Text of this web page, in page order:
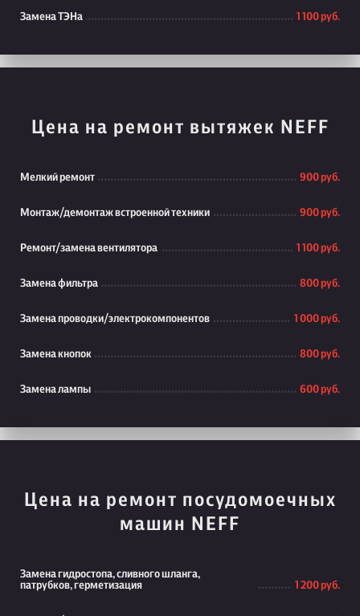
Замена ТЭНа 1 100 руб.
Цена на ремонт вытяжек NEFF
Мелкий ремонт 900 руб.
Монтаж/демонтаж встроенной техники 900 руб.
Ремонт/замена вентилятора 1 100 руб.
Замена фильтра 800 руб.
Замена проводки/электрокомпонентов 1 000 руб.
Замена кнопок 800 руб.
Замена лампы 600 руб.
Цена на ремонт посудомоечных
машин NEFF
Замена гидростопа, сливного шланга,
патрубков, герметизация
1 200 руб.